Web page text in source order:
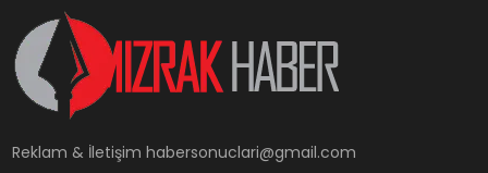
YAŞAM
Reklam & İletişimhabersonuclari@gmail.com